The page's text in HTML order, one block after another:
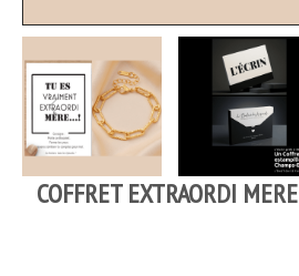
COFFRET EXTRAORDI